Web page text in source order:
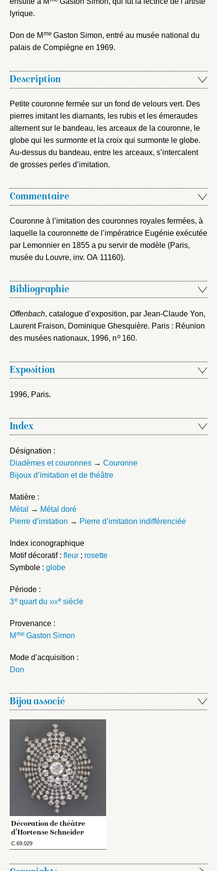
lyrique.
Don de M me Gaston Simon, entré au musée national du
palais de Compiègne en 1969.
Description
Petite couronne fermée sur un fond de velours vert. Des
pierres imitant les diamants, les rubis et les émeraudes
alternent sur le bandeau, les arceaux de la couronne, le
globe qui les surmonte et la croix qui surmonte le globe.
Au-dessus du bandeau, entre les arceaux, s’intercalent
de grosses perles d’imitation.
Commentaire
Couronne à l’imitation des couronnes royales fermées, à
laquelle la couronnette de l’impératrice Eugénie exécutée
par Lemonnier en 1855 a pu servir de modèle (Paris,
musée du Louvre, inv. OA 11160).
Bibliographie
Offenbach, catalogue d’exposition, par Jean-Claude Yon,
Laurent Fraison, Dominique Ghesquière. Paris : Réunion
des musées nationaux, 1996, no160.
Exposition
1996, Paris.
Index
Désignation :
Diadèmes et couronnes → Couronne
Bijoux d’imitation et de théâtre
Matière :
Métal
→ Métal doré
Pierre d’imitation → Pierre d’imitation indifférenciée
Index iconographique
Motif décoratif : fleur ; rosette
Symbole : globe
Période :
3e quart du xixe siècle
Provenance :
M me Gaston Simon
Mode d’acquisition :
Don
Bijou associé
Décoration de théâtre
d’Hortense Schneider
C.69.029
Valider
Nouveau dossier
Créer et ajouter
Mot de passe
Envoyer
Vous n'êtes pas encore inscrit ?Créer un compte
Vous avez oublié votre mot de passe ?Cliquez ici